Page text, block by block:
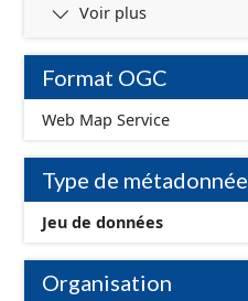
Voir plus
Format OGC
Web Map Service
Type de métadonnée
Jeu de données
Organisation